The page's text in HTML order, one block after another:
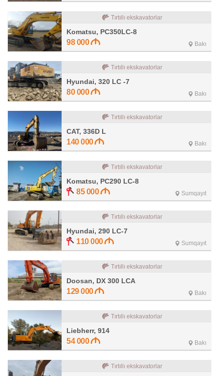
Tırtıllı ekskavatorlar
Komatsu, PC350LC-8
98 000 Bakı
Tırtıllı ekskavatorlar
Hyundai, 320 LC -7
80 000 Bakı
Tırtıllı ekskavatorlar
CAT, 336D L
140 000 Bakı
Tırtıllı ekskavatorlar
Komatsu, PC290 LC-8
85 000 Sumqayıt
Tırtıllı ekskavatorlar
Hyundai, 290 LC-7
110 000 Sumqayıt
Tırtıllı ekskavatorlar
Doosan, DX 300 LCA
129 000 Bakı
Tırtıllı ekskavatorlar
Liebherr, 914
54 000 Bakı
Tırtıllı ekskavatorlar